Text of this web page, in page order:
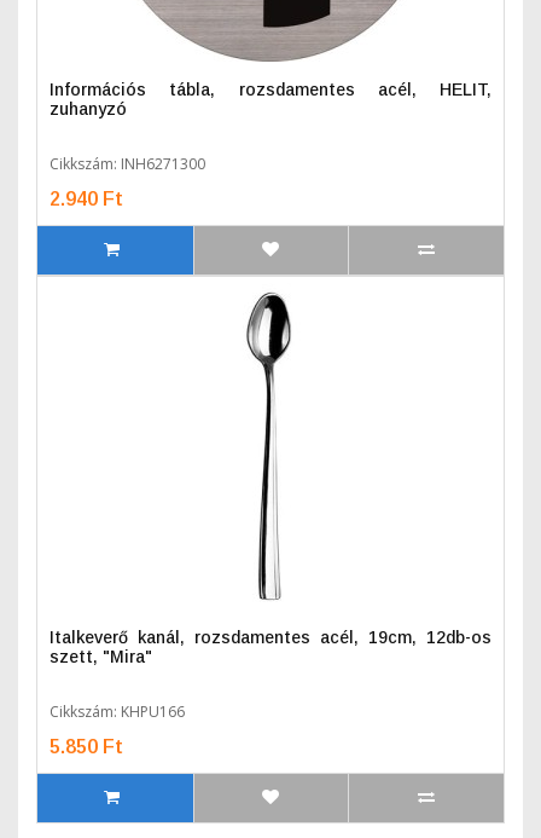
Információs tábla, rozsdamentes acél, HELIT,
zuhanyzó
Cikkszám: INH6271300
2.940 Ft
Italkeverő kanál, rozsdamentes acél, 19cm, 12db-os
szett, "Mira"
Cikkszám: KHPU166
5.850 Ft